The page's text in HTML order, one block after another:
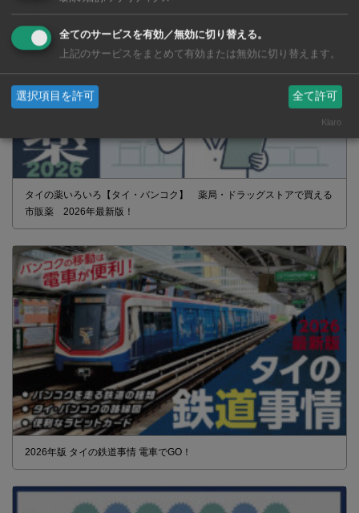
タイの薬いろいろ【タイ・バンコク】 薬局・ドラッグストアで買える
市販薬 2026年最新版！
2026年版 タイの鉄道事情 電車でGO！
全てのサービスを有効／無効に切り替える。
上記のサービスをまとめて有効または無効に切り替えます。
選択項目を許可 全て許可
Klaro